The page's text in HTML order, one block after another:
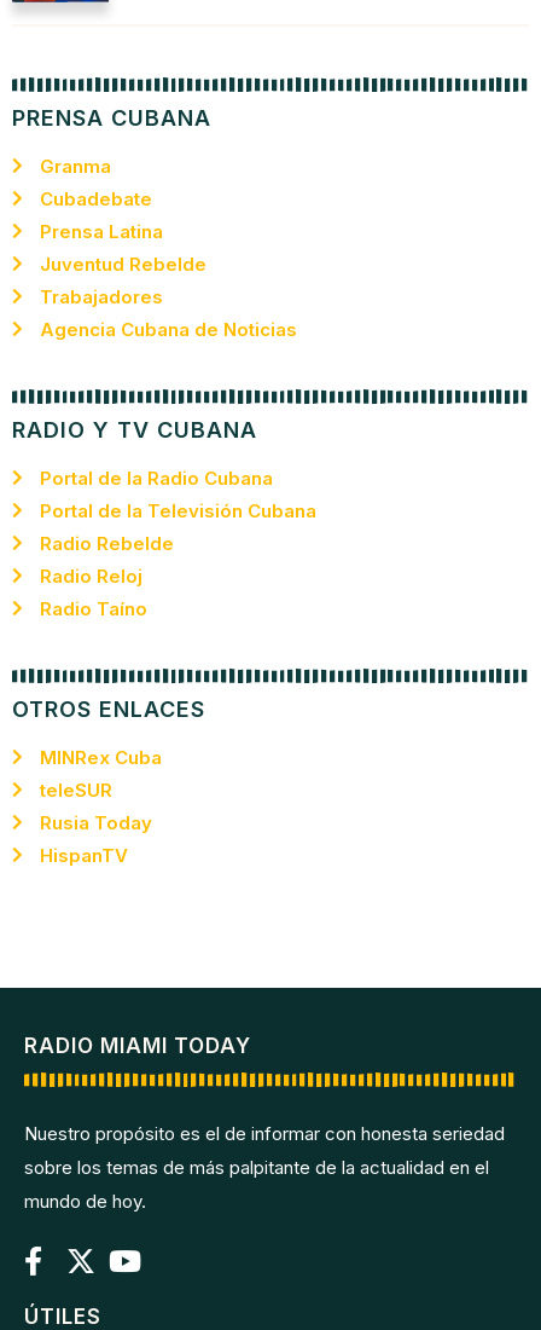
PRENSA CUBANA
Granma
Cubadebate
Prensa Latina
Juventud Rebelde
Trabajadores
Agencia Cubana de Noticias
RADIO Y TV CUBANA
Portal de la Radio Cubana
Portal de la Televisión Cubana
Radio Rebelde
Radio Reloj
Radio Taíno
OTROS ENLACES
MINRex Cuba
teleSUR
Rusia Today
HispanTV
RADIO MIAMI TODAY
Nuestro propósito es el de informar con honesta seriedad
sobre los temas de más palpitante de la actualidad en el
mundo de hoy.
ÚTILES